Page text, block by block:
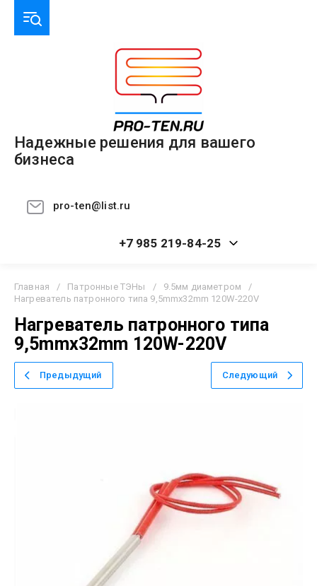
Надежные решения для вашего
бизнеса
pro-ten@list.ru
+7 985 219-84-25
Главная / Патронные ТЭНы / 9.5мм диаметром
/
Нагреватель патронного типа 9,5mmx32mm 120W-220V
Нагреватель патронного типа
9,5mmx32mm 120W-220V
Предыдущий Следующий